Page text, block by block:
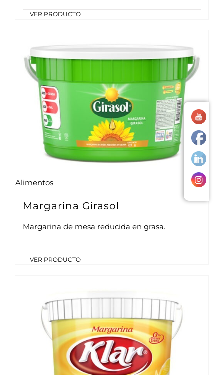
VER PRODUCTO
Alimentos
Margarina Girasol
Margarina de mesa reducida en grasa.
VER PRODUCTO